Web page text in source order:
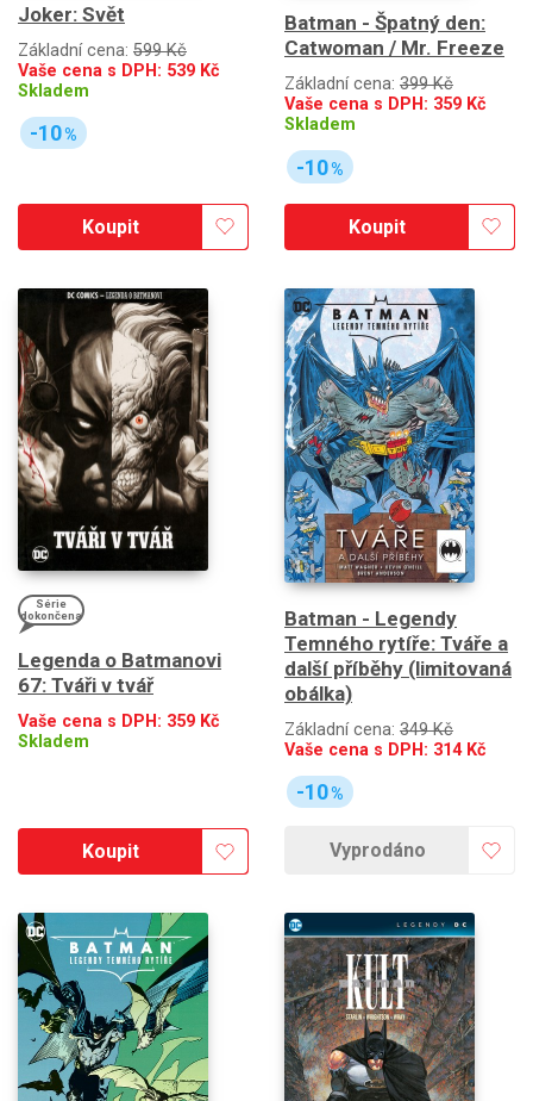
Joker: Svět
Základní cena: 599 Kč
Vaše cena s DPH: 539 Kč
Skladem
-10%
Koupit
Batman - Špatný den:
Catwoman / Mr. Freeze
Základní cena: 399 Kč
Vaše cena s DPH: 359 Kč
Skladem
-10%
Koupit
Série
dokončena
Legenda o Batmanovi
67: Tváři v tvář
Vaše cena s DPH: 359 Kč
Skladem
Koupit
Batman - Legendy
Temného rytíře: Tváře a
další příběhy (limitovaná
obálka)
Základní cena: 349 Kč
Vaše cena s DPH: 314Kč
-10%
Vyprodáno